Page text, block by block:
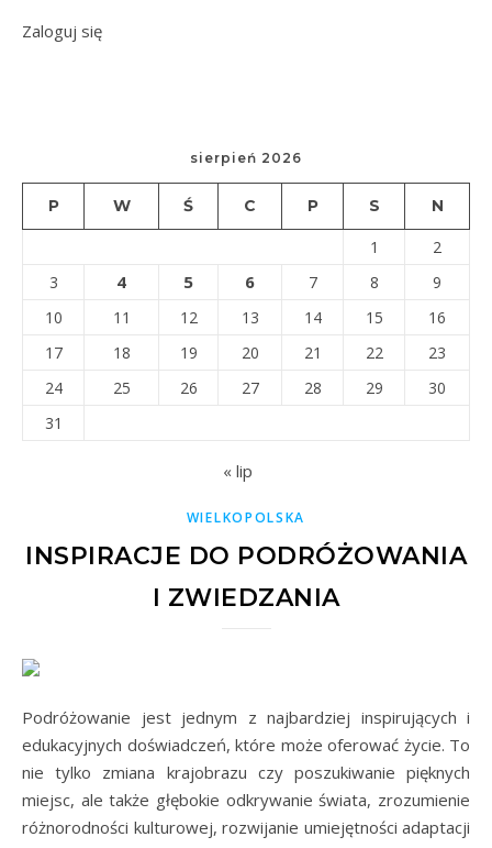
Zaloguj się
sierpień 2026
P W Ś C P S N
1
2
3
4 5 6 7 8
9
10
11 12 13 14 15
16
17
18 19 20 21 22
23
24
25 26 27 28 29
30
31
« lip
WIELKOPOLSKA
INSPIRACJE DO PODRÓŻOWANIA
I ZWIEDZANIA
Podróżowanie jest jednym z najbardziej inspirujących i
edukacyjnych doświadczeń, które może oferować życie. To
nie tylko zmiana krajobrazu czy poszukiwanie pięknych
miejsc, ale także głębokie odkrywanie świata, zrozumienie
różnorodności kulturowej, rozwijanie umiejętności adaptacji